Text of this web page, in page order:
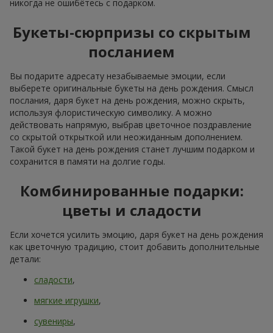
Букет на день рождения с
доставкой по Диканьке — яркое
дополнение праздника
День рождения — это не просто дата в календаре. Это то
самое значимое событие, когда хочется почувствовать
внимание, тепло и настоящие эмоции. И, конечно, получить
лучший букет на день рождения. Цветы в день рождения
остаются самым популярным подарком уже много лет. Без
них невозможно представить настоящее личное
торжество. Букет на день рождения работает как символ
внимания, нежный комплимент или просто красивое
Когда вы выбираете букет на день рождения, вы дарите не
только нежные лепестки, которые захватывают взгляд и
наполняют воздух невероятным ароматом, но и радостный
момент, который запоминается надолго. На сервисе
доставкиFlowers.uaлегко купить цветы на день рождения,
подобрав композицию, которая соответствует характеру
именинника, формату события и даже настроению. В
ассортименте представлены разнообразные цветы ярких
рождения в ароматный подарок, который подчеркнёт